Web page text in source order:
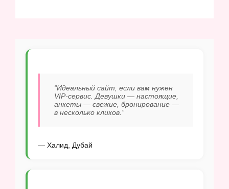
“Идеальный сайт, если вам нужен
VIP-сервис. Девушки — настоящие,
анкеты — свежие, бронирование —
в несколько кликов.”
— Халид, Дубай